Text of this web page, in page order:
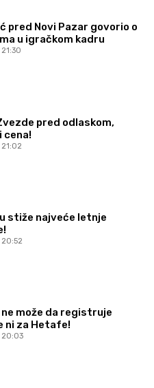
pred Novi Pazar govorio o
u igračkom kadru
pred odlaskom,
cena!
stiže najveće letnje
može da registruje
ni za Hetafe!
20:03